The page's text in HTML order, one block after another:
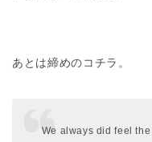
あとは締めのコチラ。
We always did feel the